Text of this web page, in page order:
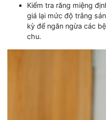
Kiểm tra răng miệng
giá lại mức độ trắng
kỳ để ngăn ngừa các
chu.